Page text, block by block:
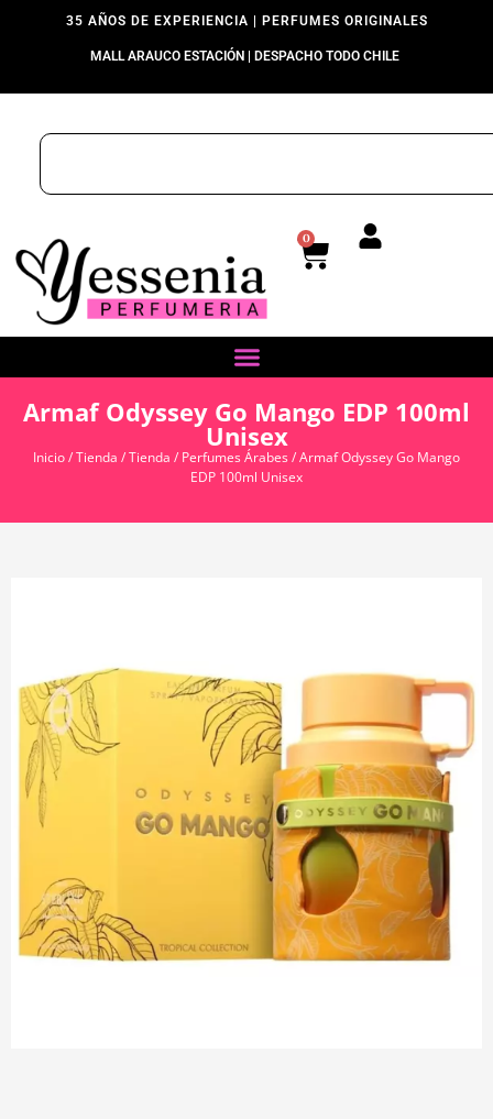
35 AÑOS DE EXPERIENCIA | PERFUMES ORIGINALES
MALL ARAUCO ESTACIÓN | DESPACHO TODO CHILE
0
Armaf Odyssey Go Mango EDP 100ml
Unisex
Inicio/Tienda /Tienda / Perfumes Árabes/ Armaf Odyssey Go Mango
EDP 100ml Unisex